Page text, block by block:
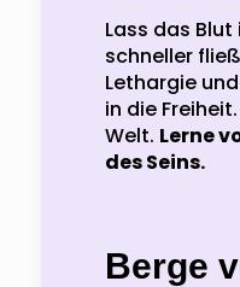
Lass das
schneller
Lethargie
in die
Welt. Lerne
des Seins.
Berge